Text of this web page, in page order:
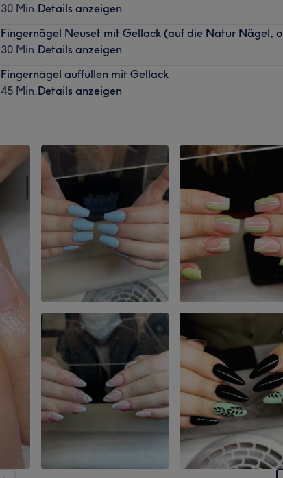
30 Min.Details anzeigen
Fingernägel Neuset mit Gellack (auf die Natur Nägel,
30 Min.Details anzeigen
Fingernägel auffüllen mit Gellack
45 Min.Details anzeigen